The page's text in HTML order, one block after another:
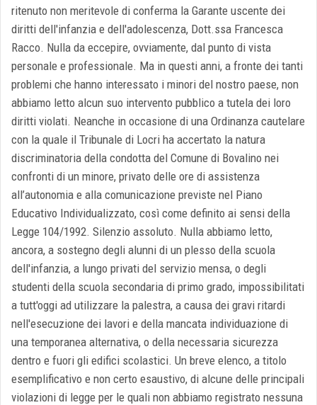
ritenuto non meritevole di conferma la Garante uscente dei
diritti dell'infanzia e dell'adolescenza, Dott.ssa Francesca
Racco. Nulla da eccepire, ovviamente, dal punto di vista
personale e professionale. Ma in questi anni, a fronte dei tanti
problemi che hanno interessato i minori del nostro paese, non
abbiamo letto alcun suo intervento pubblico a tutela dei loro
diritti violati. Neanche in occasione di una Ordinanza cautelare
con la quale il Tribunale di Locri ha accertato la natura
discriminatoria della condotta del Comune di Bovalino nei
confronti di un minore, privato delle ore di assistenza
all’autonomia e alla comunicazione previste nel Piano
Educativo Individualizzato, così come definito ai sensi della
Legge 104/1992. Silenzio assoluto. Nulla abbiamo letto,
ancora, a sostegno degli alunni di un plesso della scuola
dell'infanzia, a lungo privati del servizio mensa, o degli
studenti della scuola secondaria di primo grado, impossibilitati
a tutt'oggi ad utilizzare la palestra, a causa dei gravi ritardi
nell'esecuzione dei lavori e della mancata individuazione di
una temporanea alternativa, o della necessaria sicurezza
dentro e fuori gli edifici scolastici. Un breve elenco, a titolo
esemplificativo e non certo esaustivo, di alcune delle principali
violazioni di legge per le quali non abbiamo registrato nessuna